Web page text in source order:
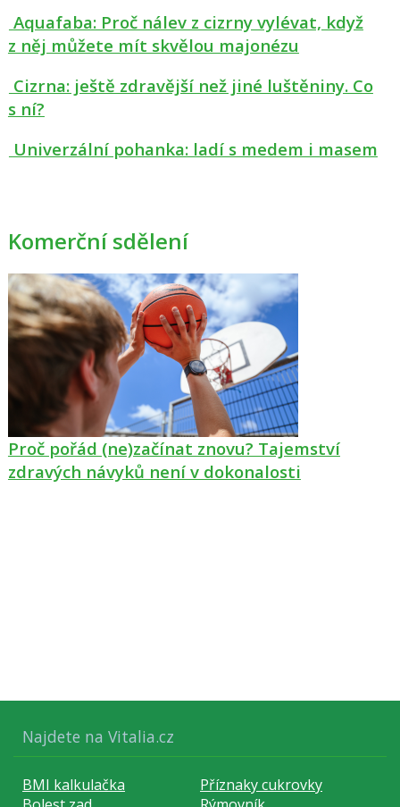
Aquafaba: Proč nálev z cizrny vylévat, když
z něj můžete mít skvělou majonézu
Cizrna: ještě zdravější než jiné luštěniny. Co
s ní?
Univerzální pohanka: ladí s medem i masem
Komerční sdělení
Proč pořád (ne)začínat znovu? Tajemství
zdravých návyků není v dokonalosti
Najdete na Vitalia.cz
BMI kalkulačka
Příznaky cukrovky